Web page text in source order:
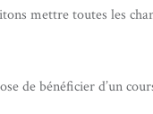
mettre toutes les
de bénéficier d’un